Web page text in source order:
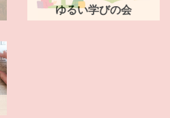
ゆるい学びの会